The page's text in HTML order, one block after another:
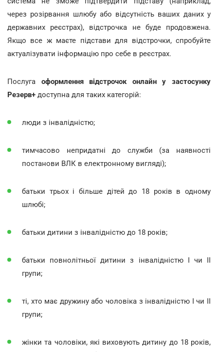
через розірвання шлюбу або відсутність ваших даних у
державних реєстрах), відстрочка не буде продовжена.
Якщо все ж маєте підстави для відстрочки, спробуйте
актуалізувати інформацію про себе в реєстрах.
Послуга оформлення відстрочок онлайн у застосунку
Резерв+ доступна для таких категорій:
люди з інвалідністю;
тимчасово непридатні до служби (за наявності
постанови ВЛК в електронному вигляді);
батьки трьох і більше дітей до 18 років в одному
шлюбі;
батьки дитини з інвалідністю до 18 років;
батьки повнолітньої дитини з інвалідністю I чи II
групи;
ті, хто має дружину або чоловіка з інвалідністю I чи II
групи;
жінки та чоловіки, які виховують дитину до 18 років,